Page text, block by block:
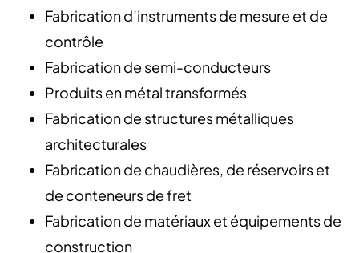
Fabrication d’instruments de mesure et de
contrôle
Fabrication de semi-conducteurs
Produits en métal transformés
Fabrication de structures métalliques
architecturales
Fabrication de chaudières, de réservoirs et
de conteneurs de fret
Fabrication de matériaux et équipements de
construction